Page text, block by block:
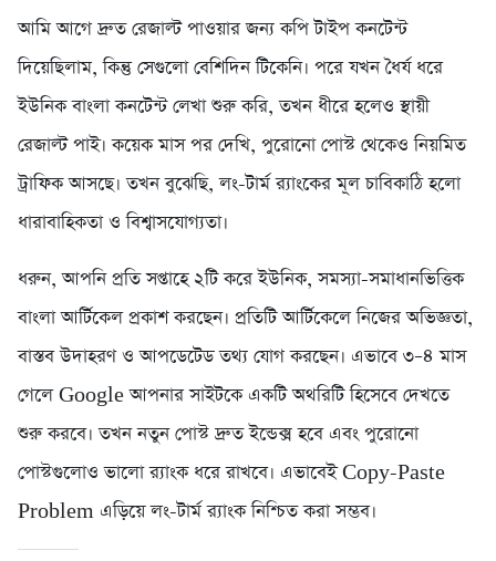
আমি আগে দ্রুত রেজাল্ট পাওয়ার জন্য কপি টাইপ কনটেন্ট
দিয়েছিলাম, কিন্তু সেগুলো বেশিদিন টিকেনি। পরে যখন ধৈর্য ধরে
ইউনিক বাংলা কনটেন্ট লেখা শুরু করি, তখন ধীরে হলেও স্থায়ী
রেজাল্ট পাই। কয়েক মাস পর দেখি, পুরোনো পোস্ট থেকেও নিয়মিত
ট্রাফিক আসছে। তখন বুঝেছি, লং-টার্ম র‍্যাংকের মূল চাবিকাঠি হলো
ধারাবাহিকতা ও বিশ্বাসযোগ্যতা।
ধরুন, আপনি প্রতি সপ্তাহে ২টি করে ইউনিক, সমস্যা-সমাধানভিত্তিক
বাংলা আর্টিকেল প্রকাশ করছেন। প্রতিটি আর্টিকেলে নিজের অভিজ্ঞতা,
বাস্তব উদাহরণ ও আপডেটেড তথ্য যোগ করছেন। এভাবে ৩–৪ মাস
গেলে Google আপনার সাইটকে একটি অথরিটি হিসেবে দেখতে
শুরু করবে। তখন নতুন পোস্ট দ্রুত ইন্ডেক্স হবে এবং পুরোনো
পোস্টগুলোও ভালো র‍্যাংক ধরে রাখবে। এভাবেই Copy-Paste
Problem এড়িয়ে লং-টার্ম র‍্যাংক নিশ্চিত করা সম্ভব।